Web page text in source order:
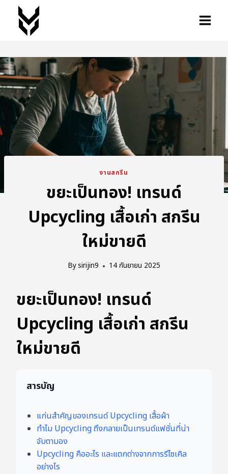
งานสกรีน
ขยะเป็นทอง! เทรนด์
Upcycling เสื้อเก่า สกรีน
ใหม่ขายดี
Bysirijin9 14 กันยายน 2025
ขยะเป็นทอง! เทรนด์
Upcycling เสื้อเก่า สกรีน
ใหม่ขายดี
สารบัญ
แก่นสำคัญของเทรนด์ Upcycling เสื้อผ้า
ทำไม Upcycling ถึงกลายเป็นเทรนด์แฟชั่นที่น่า
จับตามอง
Upcycling คืออะไร และแตกต่างจากการรีไซเคิล
อย่างไร